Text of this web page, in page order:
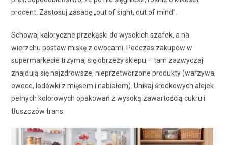
procent. Zastosuj zasadę „out of sight, out of mind”.
Schowaj kaloryczne przekąski do wysokich szafek, a na
wierzchu postaw miskę z owocami. Podczas zakupów w
supermarkecie trzymaj się obrzeży sklepu – tam zazwyczaj
znajdują się najzdrowsze, nieprzetworzone produkty (warzywa,
owoce, lodówki z mięsem i nabiałem). Unikaj środkowych alejek
pełnych kolorowych opakowań z wysoką zawartością cukru i
tłuszczów trans.